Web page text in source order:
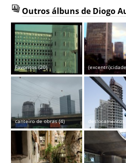
Outros álbuns de Diogo
Favoritos (20)
canteiro de obras (4) deslocamentos